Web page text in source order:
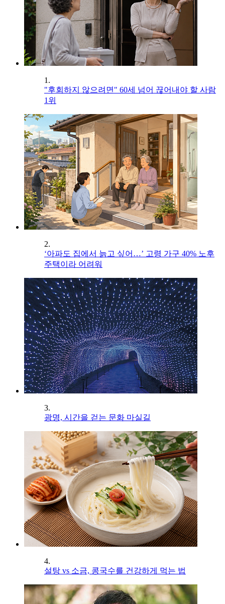
1.
"후회하지 않으려면" 60세 넘어 끊어내야 할 사람
1위
2.
‘아파도 집에서 늙고 싶어…’ 고령 가구 40% 노후
주택이라 어려워
3.
광명, 시간을 걷는 문화 마실길
4.
설탕 vs 소금, 콩국수를 건강하게 먹는 법